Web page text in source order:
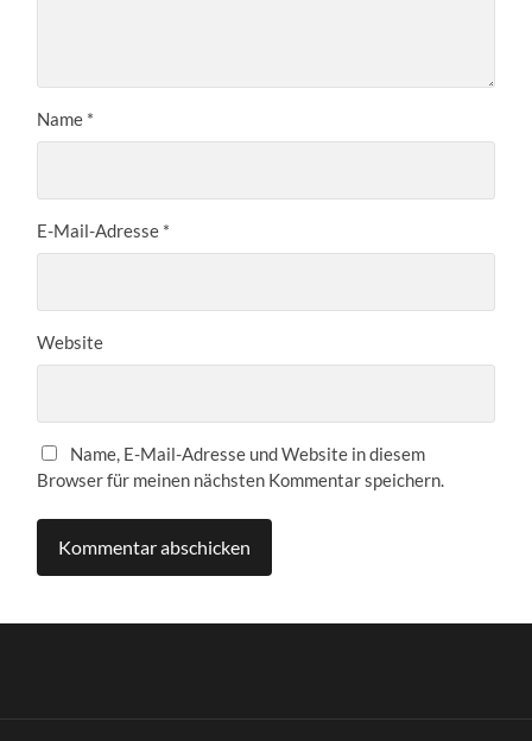
Name *
E-Mail-Adresse *
Website
Name, E-Mail-Adresse und Website in diesem
Browser für meinen nächsten Kommentar speichern.